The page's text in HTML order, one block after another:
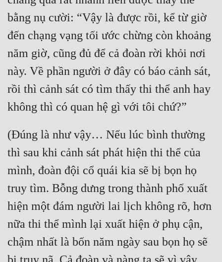
Xuyên Thư
Đông Phương
Đông Phương Huyền Huyễn
Đồng Nhân
Cẩu Đạo Trường Sinh
Truyện Nam
Truyện Nữ
Vô Địch Lưu
Xây Dựng Thế Lực
bằng nụ cười: “Vậy là được rồi, kể từ giờ
đến chạng vạng tối ước chừng còn khoảng
năm giờ, cũng đủ để cả đoàn rời khỏi nơi
này. Về phần người ở đây có báo cảnh sát,
rồi thì cảnh sát có tìm thấy thi thể anh hay
(Đúng là như vậy… Nếu lúc bình thường
thì sau khi cảnh sát phát hiện thi thể của
mình, đoàn đội cổ quái kia sẽ bị bọn họ
truy tìm. Bỗng dưng trong thành phố xuất
hiện một đám người lai lịch không rõ, hơn
nữa thi thể mình lại xuất hiện ở phụ cận,
chậm nhất là bốn năm ngày sau bọn họ sẽ